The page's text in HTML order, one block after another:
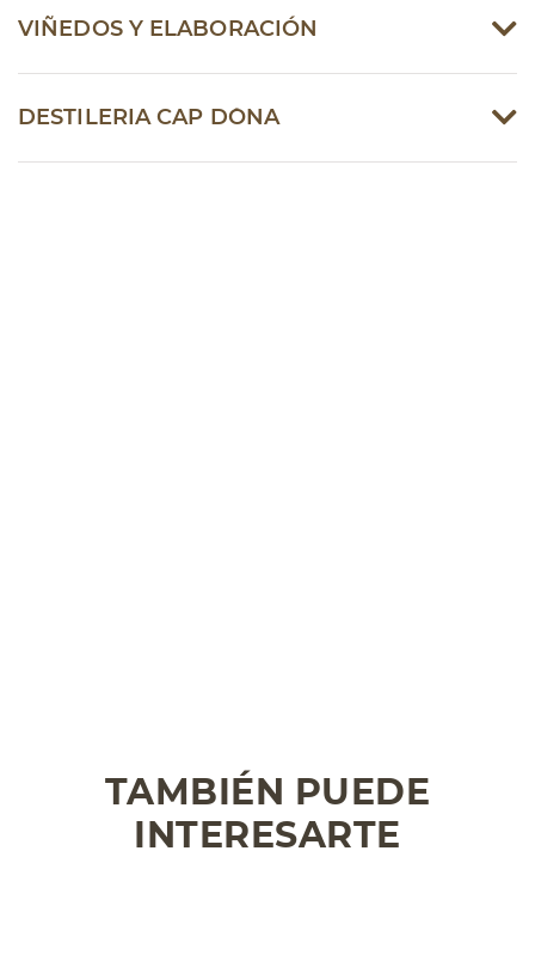
VIÑEDOS Y ELABORACIÓN
DESTILERIA CAP D´ONA
TAMBIÉN PUEDE
INTERESARTE